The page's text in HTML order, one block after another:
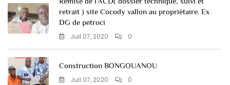
retrait ) site Cocody vallon au propriétaire. Ex
DG de petroci
Juil 07, 2020
0
Construction BONGOUANOU
Juil 07, 2020
0